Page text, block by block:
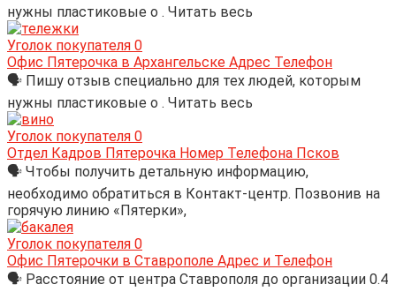
нужны пластиковые о . Читать весь
Уголок покупателя 0
Офис Пятерочка в Архангельске Адрес Телефон
🗣 Пишу отзыв специально для тех людей, которым
нужны пластиковые о . Читать весь
Уголок покупателя 0
Отдел Кадров Пятерочка Номер Телефона Псков
🗣 Чтобы получить детальную информацию,
необходимо обратиться в Контакт-центр. Позвонив на
горячую линию «Пятерки»,
Уголок покупателя 0
Офис Пятерочки в Ставрополе Адрес и Телефон
🗣 Расстояние от центра Ставрополя до организации 0.4